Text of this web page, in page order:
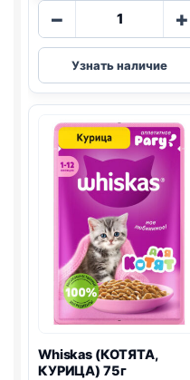
−
Количество
Whiskas
(БЕЛАЯ
РЫБА,
ОВОЩИ)
в
желе
75г
+
Узнать наличие
Whiskas (КОТЯТА,
КУРИЦА) 75г